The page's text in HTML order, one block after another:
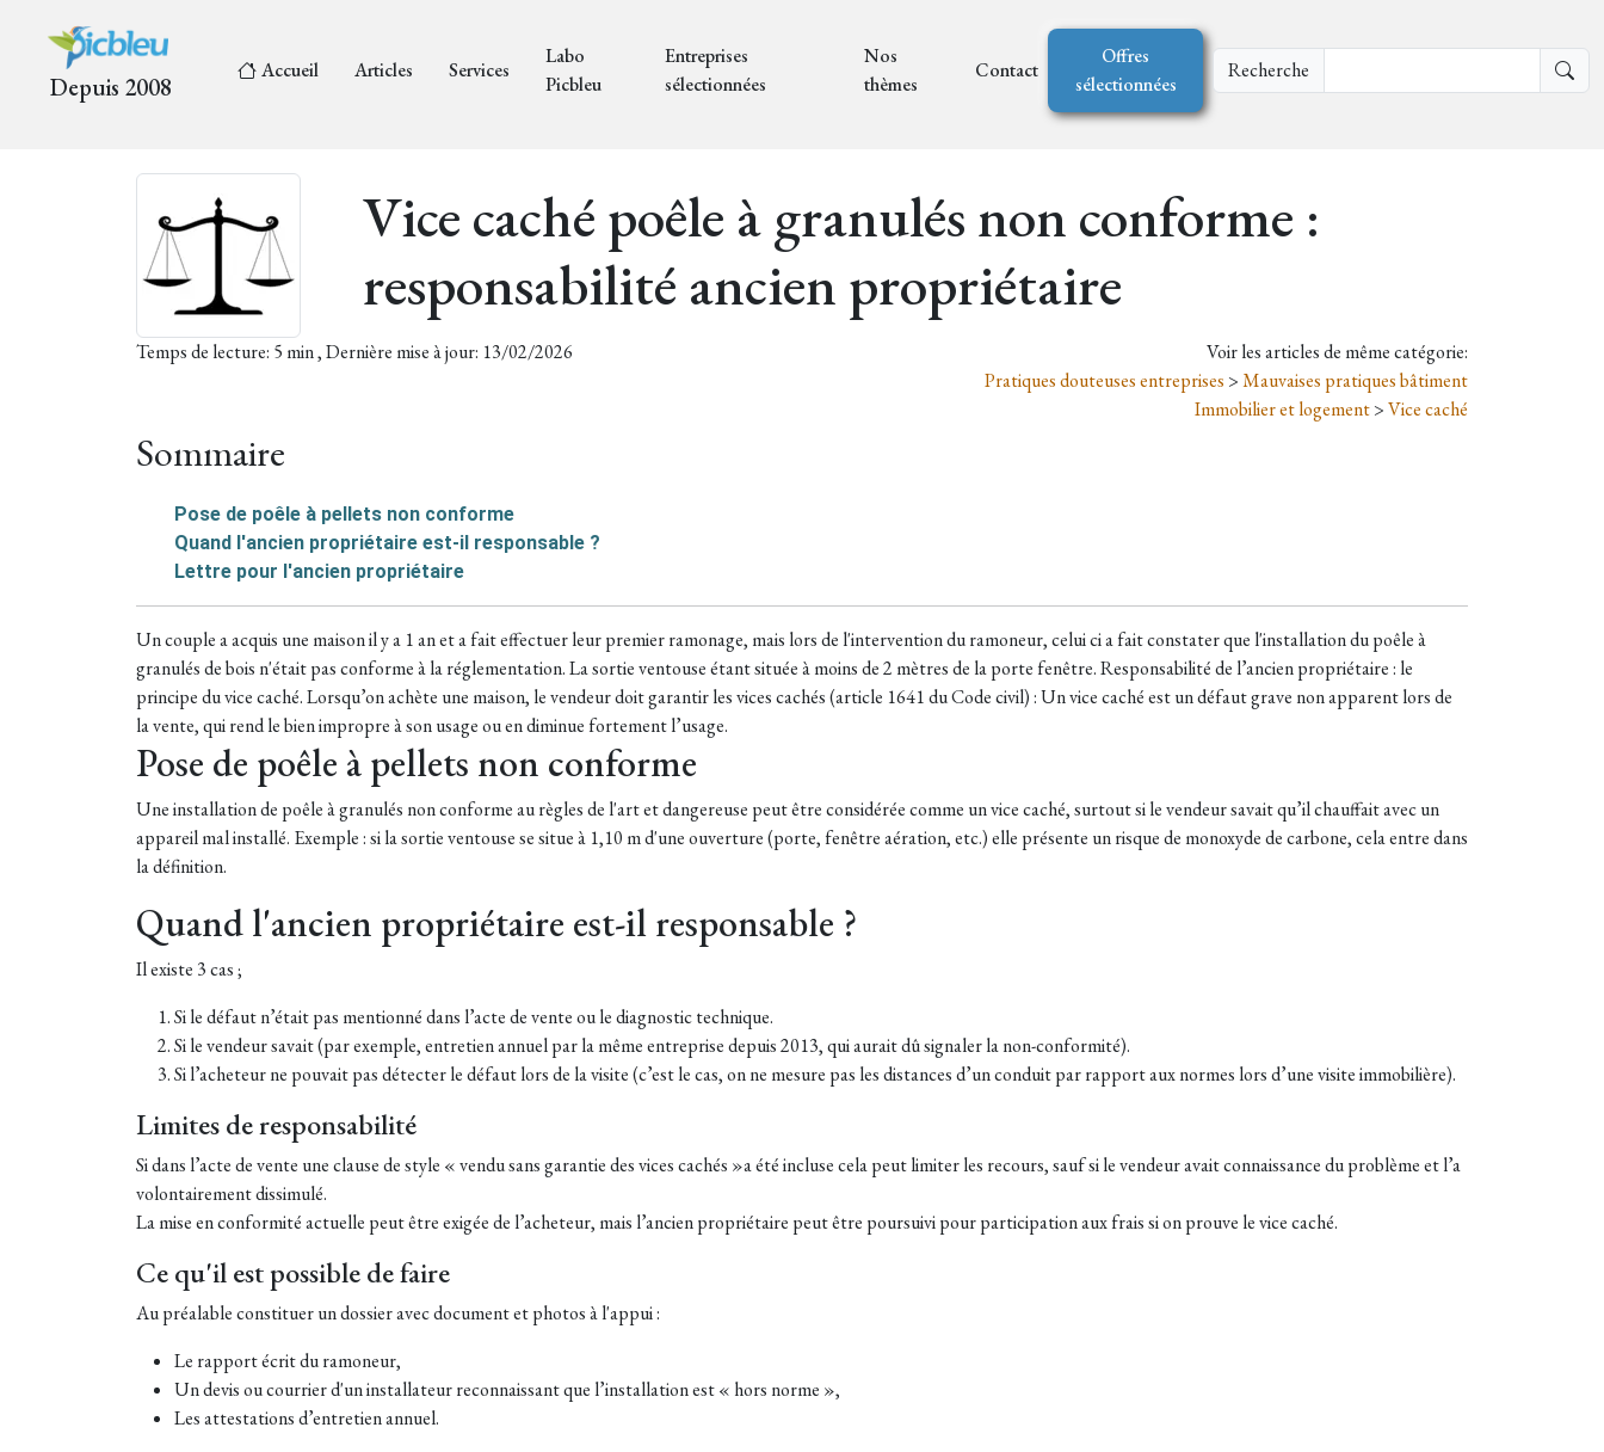
Depuis 2008
Accueil Articles Services
Labo
Picbleu
Entreprises
sélectionnées
Nos
thèmes
Contact
Offres
sélectionnées
Recherche
Vice caché poêle à granulés non conforme :
responsabilité ancien propriétaire
Temps de lecture: 5 min , Dernière mise à jour: 13/02/2026
Voir les articles de même catégorie:
Pratiques douteuses entreprises >Mauvaises pratiques bâtiment
Immobilier et logement>Vice caché
Sommaire
Pose de poêle à pellets non conforme
Quand l'ancien propriétaire est-il responsable ?
Lettre pour l'ancien propriétaire
​Un couple a acquis une maison il y a 1 an et a fait effectuer leur premier ramonage, mais lors de l'intervention du ramoneur, celui ci a fait constater que l'installation du poêle à
granulés de bois n'était pas conforme à la réglementation. La sortie ventouse étant située à moins de 2 mètres de la porte fenêtre.Responsabilité de l’ancien propriétaire : le
principe du vice caché. Lorsqu’on achète une maison, le vendeur doit garantir les vices cachés (article 1641 du Code civil) :Un vice caché est un défaut grave non apparent lors de
la vente, qui rend le bien impropre à son usage ou en diminue fortement l’usage.
Pose de poêle à pellets non conforme
Une installation de poêle à granulés non conforme au règles de l'art et dangereuse peut être considérée comme un vice caché, surtout si le vendeur savait qu’il chauffait avec un
appareil mal installé. Exemple : si la sortie ventouse se situe à 1,10 m d'une ouverture (porte, fenêtre aération, etc.) elle présente un risque de monoxyde de carbone, cela entre dans
la définition.
Quand l'ancien propriétaire est-il responsable ?
Il existe 3 cas ;
Si le défaut n’était pas mentionné dans l’acte de vente ou le diagnostic technique.
Si le vendeur savait (par exemple, entretien annuel par la même entreprise depuis 2013, qui aurait dû signaler la non-conformité).
Si l’acheteur ne pouvait pas détecter le défaut lors de la visite (c’est le cas, on ne mesure pas les distances d’un conduit par rapport aux normes lors d’une visite immobilière).
Limites de responsabilité
Si dans l’acte de vente une clause de style « vendu sans garantie des vices cachés »a été incluse cela peut limiter les recours, sauf si le vendeur avait connaissance du problème et l’a
volontairement dissimulé.
La mise en conformité actuelle peut être exigée de l’acheteur, mais l’ancien propriétaire peut être poursuivi pour participation aux frais si on prouve le vice caché.
Ce qu'il est possible de faire
Au préalable constituer un dossier avec document et photos à l'appui :
Le rapport écrit du ramoneur,
Undevis ou courrier d'un installateur reconnaissant que l’installation est « hors norme »,
Les attestations d’entretien annuel.